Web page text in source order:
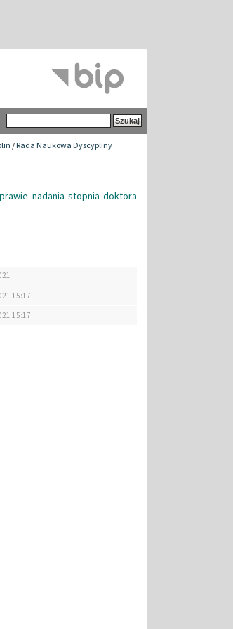
/Rada Naukowa Dyscypliny
nadania stopnia doktora
15:17
15:17